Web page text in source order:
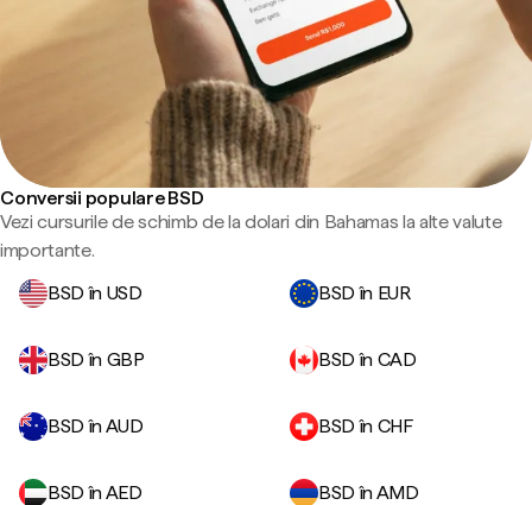
Conversii populare BSD
Vezi cursurile de schimb de la dolari din Bahamas la alte valute
importante.
BSD în USD
BSD în EUR
BSD în GBP BSD în CAD
BSD în AUD BSD în CHF
BSD în AED
BSD în AMD